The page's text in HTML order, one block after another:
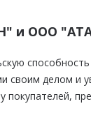
и ООО
способность
своим делом и
покупателей,